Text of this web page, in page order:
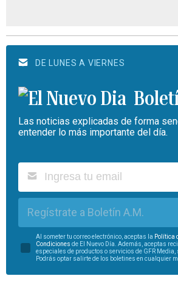
DE LUNES A VIERNES
Las noticias explicadas de forma
entender lo más importante del día.
Regístrate a Boletín A.M.
Al someter tu correo electrónico, aceptas la Política
Condiciones de El Nuevo Día. Además, aceptas
especiales de productos o servicios de GFR Media,
Podrás optar salirte de los boletines en cualquier